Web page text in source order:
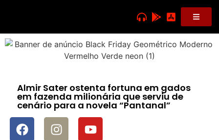
Almir Sater ostenta fortuna em gados
em fazenda milionária que serviu de
cenário para a novela “Pantanal”